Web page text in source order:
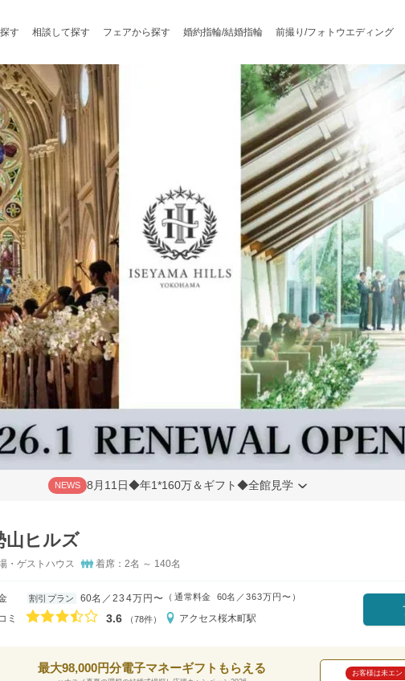
す 相談して探す フェアから探す 婚約指輪/結婚指輪 前撮り/フォトウエディング
NEWS 8月11日◆年1*160万＆ギフト◆全館見学
山ヒルズ
・ゲストハウス 着席：2名 ～ 140名
割引プラン 60名 234万円〜 （ 通常料金 60名 363万円〜 ）
ミ 口コミ評価
3.6 （78件） アクセス桜木町駅
最大98,000円分電子マネーギフトもらえる お客様は未エン